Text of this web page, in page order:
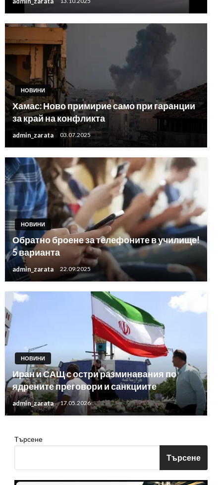
НОВИНИ
Хамас: Ново примирие само при гаранции
за край на конфликта
admin_zarata 03.07.2025
НОВИНИ
Обратно броене за телефоните в училище!
5 варианта
admin_zarata 22.09.2025
НОВИНИ
Иран и САЩ с остри разминавания по
ядрените преговори и санкциите
admin_zarata 17.05.2026
Търсене
Търсене